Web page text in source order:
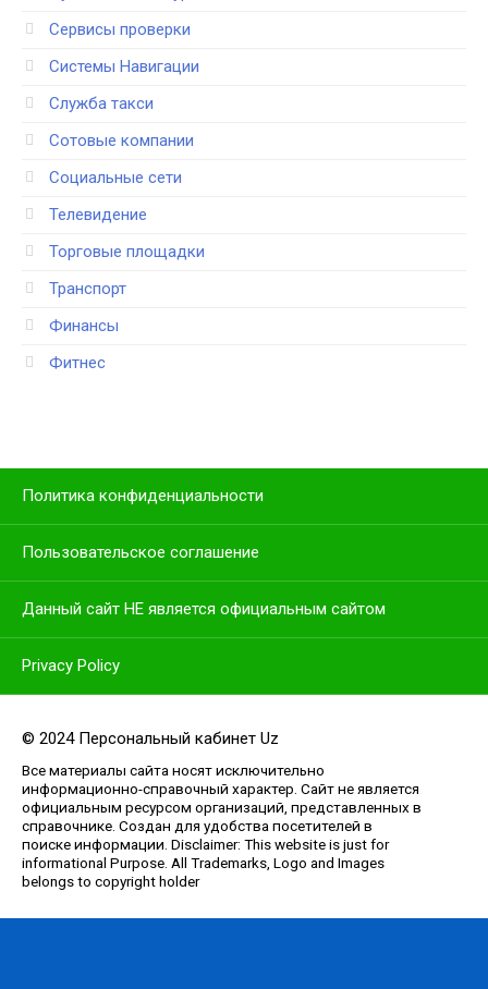
Сервисы проверки
Системы Навигации
Служба такси
Сотовые компании
Социальные сети
Телевидение
Торговые площадки
Транспорт
Финансы
Фитнес
Политика конфиденциальности
Пользовательское соглашение
Данный сайт НЕ является официальным сайтом
Privacy Policy
© 2024 Персональный кабинет Uz
Все материалы сайта носят исключительно
информационно-справочный характер. Сайт не является
официальным ресурсом организаций, представленных в
справочнике. Создан для удобства посетителей в
поиске информации. Disclaimer: This website is just for
informational Purpose. All Trademarks, Logo and Images
belongs to copyright holder